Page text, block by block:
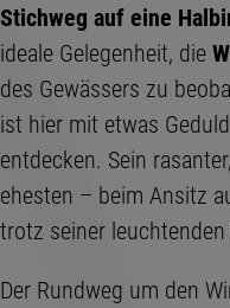
Stichweg auf eine
ideale Gelegenheit, die
des Gewässers zu
ist hier mit etwas
entdecken. Sein
ehesten – beim Ansitz
trotz seiner
Der Rundweg um den